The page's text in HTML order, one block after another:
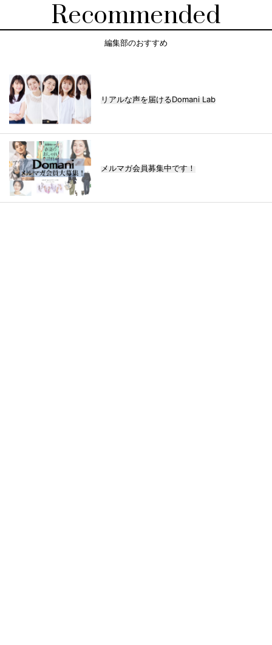
Recommended
編集部のおすすめ
リアルな声を届けるDomani Lab
メルマガ会員募集中です！